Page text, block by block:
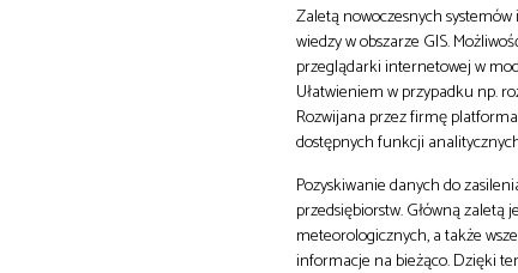
Zaletą nowoczesnych
wiedzy w obszarze GIS.
przeglądarki internetowej w
Ułatwieniem w przypadku np.
Rozwijana przez firmę
dostępnych funkcji
Pozyskiwanie danych do
przedsiębiorstw. Główną
meteorologicznych, a także
informacje na bieżąco. Dzięki